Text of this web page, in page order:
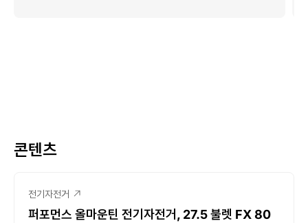
콘텐츠
전기자전거
퍼포먼스 올마운틴 전기자전거, 27.5 불렛 FX 80